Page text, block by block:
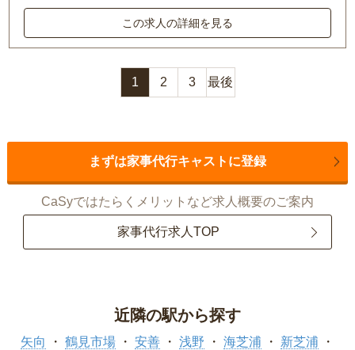
この求人の詳細を見る
1 2 3 最後
まずは家事代行キャストに登録
CaSyではたらくメリットなど求人概要のご案内
家事代行求人TOP
近隣の駅から探す
矢向 鶴見市場 安善 浅野 海芝浦
新芝浦